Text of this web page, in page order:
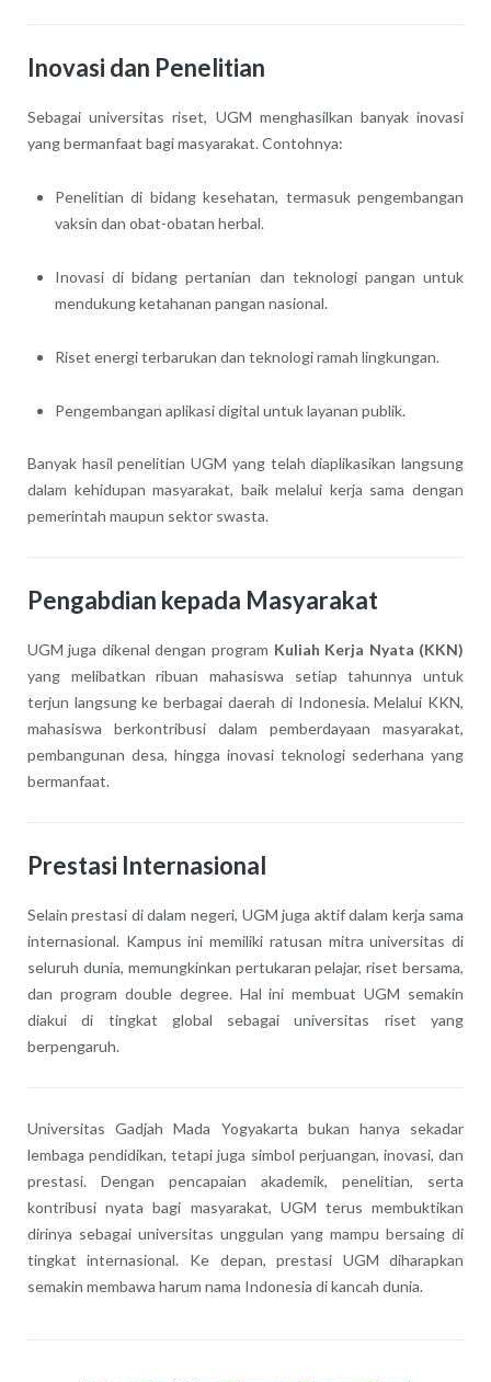
Inovasi dan Penelitian
Sebagai universitas riset, UGM menghasilkan banyak inovasi
yang bermanfaat bagi masyarakat. Contohnya:
Penelitian di bidang kesehatan, termasuk pengembangan
vaksin dan obat-obatan herbal.
Inovasi di bidang pertanian dan teknologi pangan untuk
mendukung ketahanan pangan nasional.
Riset energi terbarukan dan teknologi ramah lingkungan.
Pengembangan aplikasi digital untuk layanan publik.
Banyak hasil penelitian UGM yang telah diaplikasikan langsung
dalam kehidupan masyarakat, baik melalui kerja sama dengan
pemerintah maupun sektor swasta.
Pengabdian kepada Masyarakat
UGM juga dikenal dengan program Kuliah Kerja Nyata (KKN)
yang melibatkan ribuan mahasiswa setiap tahunnya untuk
terjun langsung ke berbagai daerah di Indonesia. Melalui KKN,
mahasiswa berkontribusi dalam pemberdayaan masyarakat,
pembangunan desa, hingga inovasi teknologi sederhana yang
bermanfaat.
Prestasi Internasional
Selain prestasi di dalam negeri, UGM juga aktif dalam kerja sama
internasional. Kampus ini memiliki ratusan mitra universitas di
seluruh dunia, memungkinkan pertukaran pelajar, riset bersama,
dan program double degree. Hal ini membuat UGM semakin
diakui di tingkat global sebagai universitas riset yang
berpengaruh.
Universitas Gadjah Mada Yogyakarta bukan hanya sekadar
lembaga pendidikan, tetapi juga simbol perjuangan, inovasi, dan
prestasi. Dengan pencapaian akademik, penelitian, serta
kontribusi nyata bagi masyarakat, UGM terus membuktikan
dirinya sebagai universitas unggulan yang mampu bersaing di
tingkat internasional. Ke depan, prestasi UGM diharapkan
semakin membawa harum nama Indonesia di kancah dunia.